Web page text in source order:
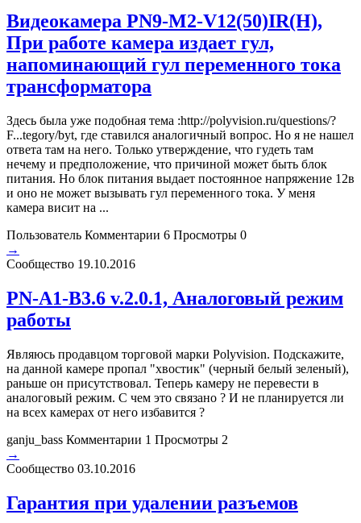
Видеокамера PN9-M2-V12(50)IR(H),
При работе камера издает гул,
напоминающий гул переменного тока
трансформатора
Здесь была уже подобная тема :http://polyvision.ru/questions/?
F...tegory/byt, где ставился аналогичный вопрос. Но я не нашел
ответа там на него. Только утверждение, что гудеть там
нечему и предположение, что причиной может быть блок
питания. Но блок питания выдает постоянное напряжение 12в
и оно не может вызывать гул переменного тока. У меня
камера висит на ...
Пользователь Комментарии 6 Просмотры 0
→
Сообщество 19.10.2016
PN-A1-B3.6 v.2.0.1, Аналоговый режим
работы
Являюсь продавцом торговой марки Polyvision. Подскажите,
на данной камере пропал "хвостик" (черный белый зеленый),
раньше он присутствовал. Теперь камеру не перевести в
аналоговый режим. С чем это связано ? И не планируется ли
на всех камерах от него избавится ?
ganju_bass Комментарии 1 Просмотры 2
→
Сообщество 03.10.2016
Гарантия при удалении разъемов